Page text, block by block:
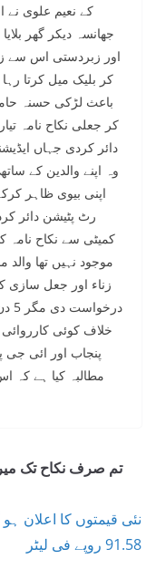
کے نعیم علوی
جھانسہ دیکر گھر
اور زبردستی اس سے
کر بلیک میل کرتا رہا
باعث لڑکی حسنہ
دائر کردی جہاں
وہ اپنے والدین کے
اپنی بیوی ظاہر
رٹ پٹیشن دائر
کمیٹی سے نکاح نامہ
موجود نہیں تھا والد
زناء اور جعل سازی
خلاف کوئی
پنجاب اور ائی جی
مطالبہ کیا ہے کہ
تم صرف نکاح تک
91.58 روپے فی لیٹر